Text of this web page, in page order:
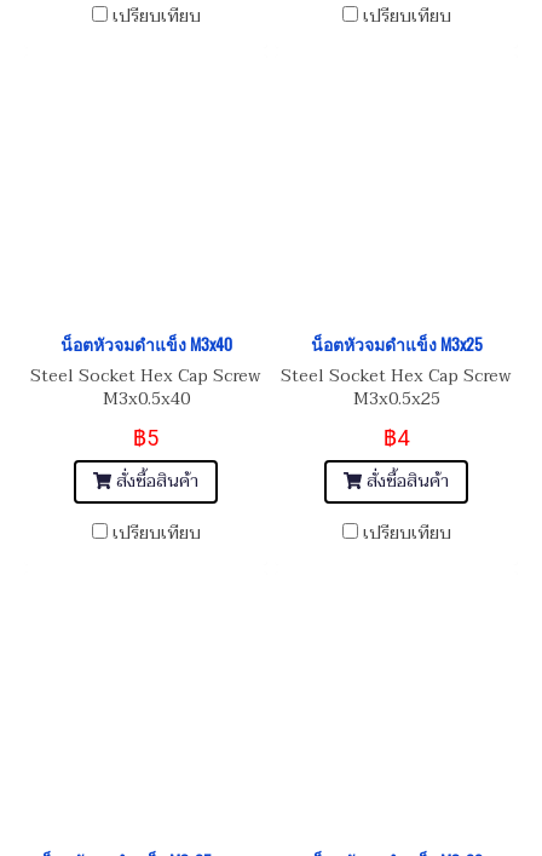
เปรียบเทียบ
เปรียบเทียบ
น็อตหัวจมดำแข็ง M3x40
Steel Socket Hex Cap Screw
M3x0.5x40
฿5
สั่งซื้อสินค้า
เปรียบเทียบ
น็อตหัวจมดำแข็ง M3x25
Steel Socket Hex Cap Screw
M3x0.5x25
฿4
สั่งซื้อสินค้า
เปรียบเทียบ